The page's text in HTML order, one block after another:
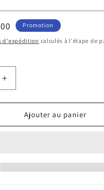
Promotion
d'expédition calculés à l'étape de
Augmenter
la
quantité
Bracelet
Ajouter au panier